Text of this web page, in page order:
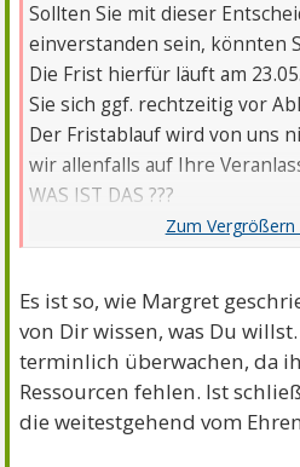
Sollten Sie mit dieser
einverstanden sein, könnten
Die Frist hierfür läuft am
Sie sich ggf. rechtzeitig vor
Der Fristablauf wird von uns
wir allenfalls auf Ihre
WAS IST DAS ???
Ich glaub dir dass du zornig
nicht von selbst abnehmen,
du möchtest und dann
herantrittst und ihn
Es ist so, wie Margret
von Dir wissen, was Du
terminlich überwachen, da
Ressourcen fehlen. Ist
die weitestgehend vom